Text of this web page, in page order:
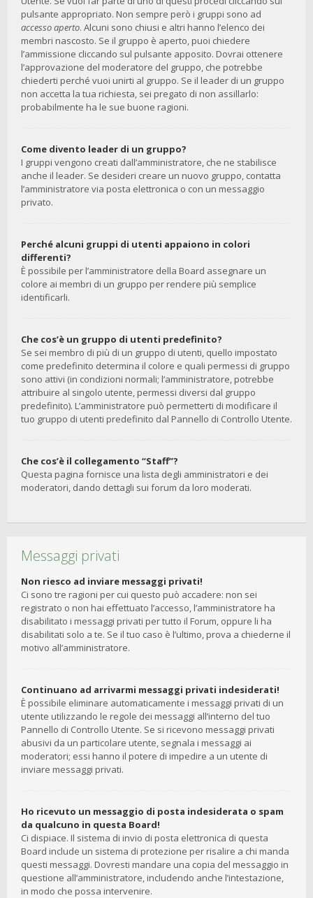
pulsante appropriato. Non sempre però i gruppi sono ad
accesso aperto. Alcuni sono chiusi e altri hanno l’elenco dei
membri nascosto. Se il gruppo è aperto, puoi chiedere
l’ammissione cliccando sul pulsante apposito. Dovrai ottenere
l’approvazione del moderatore del gruppo, che potrebbe
chiederti perché vuoi unirti al gruppo. Se il leader di un gruppo
non accetta la tua richiesta, sei pregato di non assillarlo:
probabilmente ha le sue buone ragioni.
Come divento leader di un gruppo?
I gruppi vengono creati dall’amministratore, che ne stabilisce
anche il leader. Se desideri creare un nuovo gruppo, contatta
l’amministratore via posta elettronica o con un messaggio
privato.
Perché alcuni gruppi di utenti appaiono in colori
differenti?
È possibile per l’amministratore della Board assegnare un
colore ai membri di un gruppo per rendere più semplice
identificarli.
Che cos’è un gruppo di utenti predefinito?
Se sei membro di più di un gruppo di utenti, quello impostato
come predefinito determina il colore e quali permessi di gruppo
sono attivi (in condizioni normali; l’amministratore, potrebbe
attribuire al singolo utente, permessi diversi dal gruppo
predefinito). L’amministratore può permetterti di modificare il
tuo gruppo di utenti predefinito dal Pannello di Controllo Utente.
Che cos’è il collegamento “Staff”?
Questa pagina fornisce una lista degli amministratori e dei
moderatori, dando dettagli sui forum da loro moderati.
Messaggi privati
Non riesco ad inviare messaggi privati!
Ci sono tre ragioni per cui questo può accadere: non sei
registrato o non hai effettuato l’accesso, l’amministratore ha
disabilitato i messaggi privati per tutto il Forum, oppure li ha
disabilitati solo a te. Se il tuo caso è l’ultimo, prova a chiederne il
motivo all’amministratore.
Continuano ad arrivarmi messaggi privati indesiderati!
È possibile eliminare automaticamente i messaggi privati ​​di un
utente utilizzando le regole dei messaggi all’interno del tuo
Pannello di Controllo Utente. Se si ricevono messaggi privati ​​
abusivi da un particolare utente, segnala i messaggi ai
moderatori; essi hanno il potere di impedire a un utente di
inviare messaggi privati​​.
Ho ricevuto un messaggio di posta indesiderata o spam
da qualcuno in questa Board!
Ci dispiace. Il sistema di invio di posta elettronica di questa
Board include un sistema di protezione per risalire a chi manda
questi messaggi. Dovresti mandare una copia del messaggio in
questione all’amministratore, includendo anche l’intestazione,
in modo che possa intervenire.